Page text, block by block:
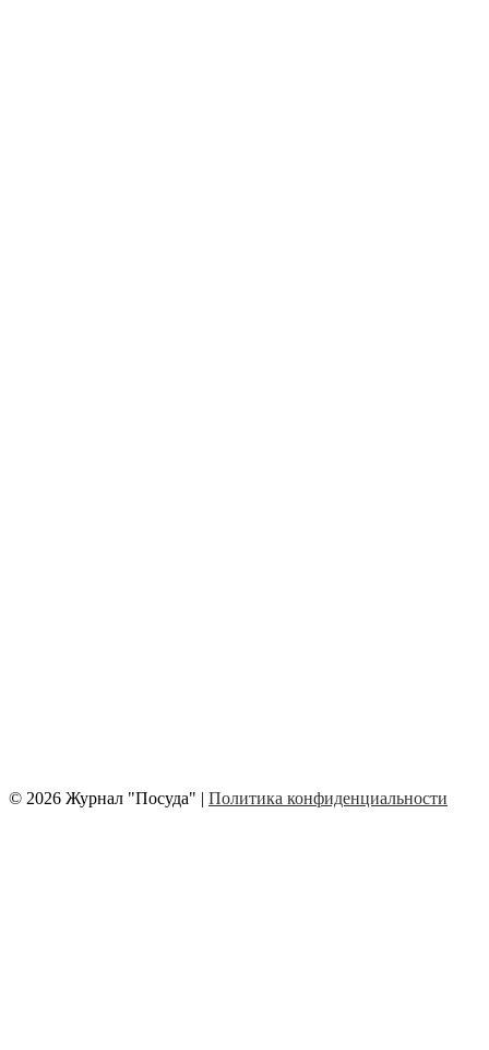
© 2026 Журнал "Посуда" | Политика конфиденциальности